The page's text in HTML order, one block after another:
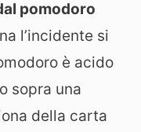
pomodoro
l’incidente si
è acido
sopra una
della carta